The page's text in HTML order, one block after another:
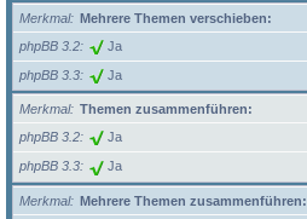
Merkmal
Mehrere Themen verschieben:
phpBB 3.2
Ja
phpBB 3.3 Ja
Merkmal
Themen zusammenführen:
phpBB 3.2
Ja
phpBB 3.3 Ja
Merkmal
Mehrere Themen zusammenführen: